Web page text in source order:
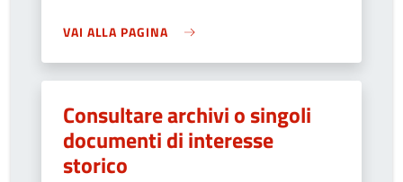
VAI ALLA PAGINA
Consultare archivi o singoli
documenti di interesse
storico